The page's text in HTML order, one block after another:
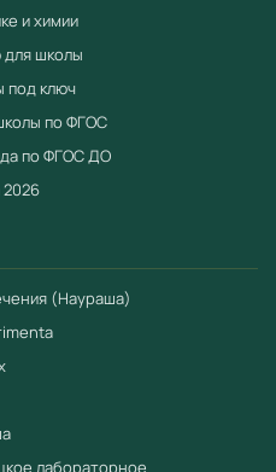
и химии
школы
под ключ
по ФГОС
по ФГОС ДО
2026
(Наураша)